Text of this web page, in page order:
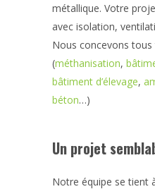
métallique. Votre
avec isolation,
Nous concevons
(méthanisation,
bâtiment d’élevage,
béton…)
Un projet
Notre équipe se tient